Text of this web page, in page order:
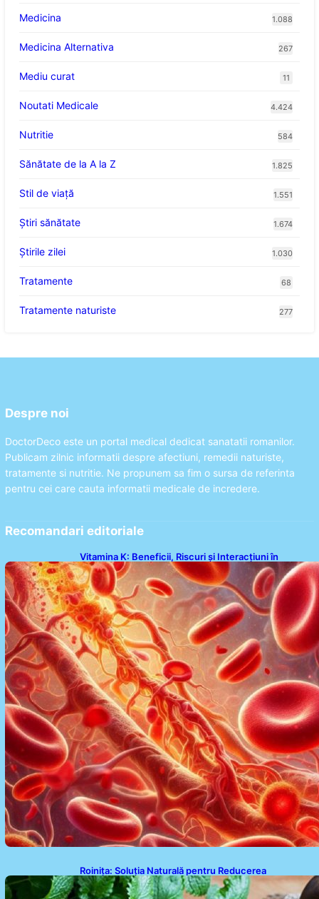
Medicina 1.088
Medicina Alternativa 267
Mediu curat 11
Noutati Medicale 4.424
Nutritie 584
Sănătate de la A la Z 1.825
Stil de viaţă 1.551
Ştiri sănătate 1.674
Știrile zilei 1.030
Tratamente 68
Tratamente naturiste 277
Despre noi
DoctorDeco este un portal medical dedicat sanatatii romanilor.
Publicam zilnic informatii despre afectiuni, remedii naturiste,
tratamente si nutritie. Ne propunem sa fim o sursa de referinta
pentru cei care cauta informatii medicale de incredere.
Recomandari editoriale
Vitamina K: Beneficii, Riscuri și Interacțiuni în
Coagularea Sângelui
Roinița: Soluția Naturală pentru Reducerea
Cortizolului și Îmbunătățirea Somnului